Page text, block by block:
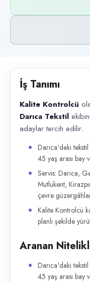
WhatsApp, Telefon
İlan açıklaması
İş Tanımı
Kalite Kontrolcü
Darıca Tekstil
adaylar tercih edilir.
Darıca'daki
45 yaş arası bay
Servis: Darıca,
Mutlukent,
çevre
Kalite Kontrolcü
planlı şekilde
Aranan
Darıca'daki
45 yaş arası bay